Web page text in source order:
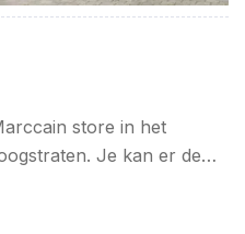
store in het
Je kan er de
Collections en
gemotiveerde